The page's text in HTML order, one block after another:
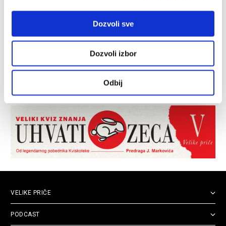
Dozvoli sve
Dozvoli izbor
Odbij
VELIKE PRIČE
PODCAST